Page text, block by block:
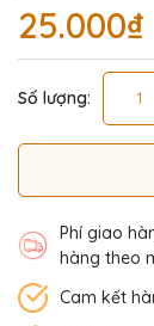
25.000₫
Số lượng:
Phí giao
hàng theo
Cam kết